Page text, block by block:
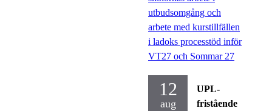
utbudsomgång och
arbete med kurstillfällen
i ladoks processtöd inför
VT27 och Sommar 27
12
aug
UPL-
fristående